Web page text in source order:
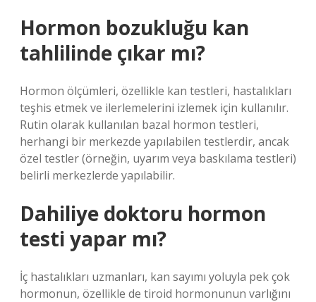
Hormon bozukluğu kan
tahlilinde çıkar mı?
Hormon ölçümleri, özellikle kan testleri, hastalıkları
teşhis etmek ve ilerlemelerini izlemek için kullanılır.
Rutin olarak kullanılan bazal hormon testleri,
herhangi bir merkezde yapılabilen testlerdir, ancak
özel testler (örneğin, uyarım veya baskılama testleri)
belirli merkezlerde yapılabilir.
Dahiliye doktoru hormon
testi yapar mı?
İç hastalıkları uzmanları, kan sayımı yoluyla pek çok
hormonun, özellikle de tiroid hormonunun varlığını